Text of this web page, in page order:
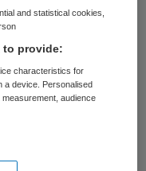
en adviseurs.
op de
organisaties,
van de
and statistical cookies,
to provide:
characteristics for
a device. Personalised
audience